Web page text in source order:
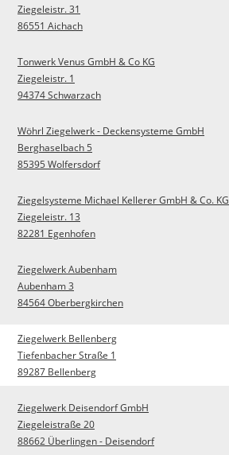
Ziegeleistr. 31
86551 Aichach
Tonwerk Venus GmbH & Co KG
Ziegeleistr. 1
94374 Schwarzach
Wöhrl Ziegelwerk - Deckensysteme GmbH
Berghaselbach 5
85395 Wolfersdorf
Ziegelsysteme Michael Kellerer GmbH & Co. KG
Ziegeleistr. 13
82281 Egenhofen
Ziegelwerk Aubenham
Aubenham 3
84564 Oberbergkirchen
Ziegelwerk Bellenberg
Tiefenbacher Straße 1
89287 Bellenberg
Ziegelwerk Deisendorf GmbH
Ziegeleistraße 20
88662 Überlingen - Deisendorf